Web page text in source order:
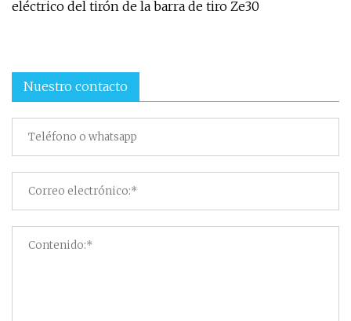
eléctrico del tirón de la barra de tiro Ze30
Nuestro contacto